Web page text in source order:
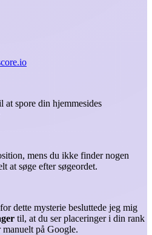
at spore din hjemmesides
mens du ikke finder nogen
at søge efter søgeordet.
dette mysterie besluttede jeg mig
til, at du ser placeringer i din rank
på Google.